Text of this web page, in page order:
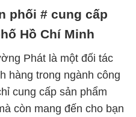
phối # cung cấp
Hồ Chí Minh
Phát là một đối tác
hàng trong ngành công
cung cấp sản phẩm
còn mang đến cho bạn